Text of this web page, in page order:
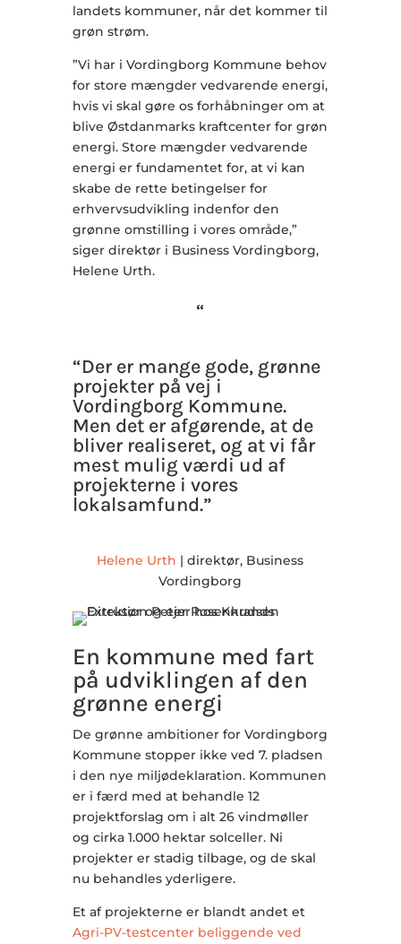
landets kommuner, når det kommer til
grøn strøm.
”Vi har i Vordingborg Kommune behov
for store mængder vedvarende energi,
hvis vi skal gøre os forhåbninger om at
blive Østdanmarks kraftcenter for grøn
energi. Store mængder vedvarende
energi er fundamentet for, at vi kan
skabe de rette betingelser for
erhvervsudvikling indenfor den
grønne omstilling i vores område,”
siger direktør i Business Vordingborg,
Helene Urth.
“
“Der er mange gode, grønne
projekter på vej i
Vordingborg Kommune.
Men det er afgørende, at de
bliver realiseret, og at vi får
mest mulig værdi ud af
projekterne i vores
lokalsamfund.”
Helene Urth | direktør, Business
Vordingborg
En kommune med fart
på udviklingen af den
grønne energi
De grønne ambitioner for Vordingborg
Kommune stopper ikke ved 7. pladsen
i den nye miljødeklaration. Kommunen
er i færd med at behandle 12
projektforslag om i alt 26 vindmøller
og cirka 1.000 hektar solceller. Ni
projekter er stadig tilbage, og de skal
nu behandles yderligere.
Et af projekterne er blandt andet et
Agri-PV-testcenter beliggende ved